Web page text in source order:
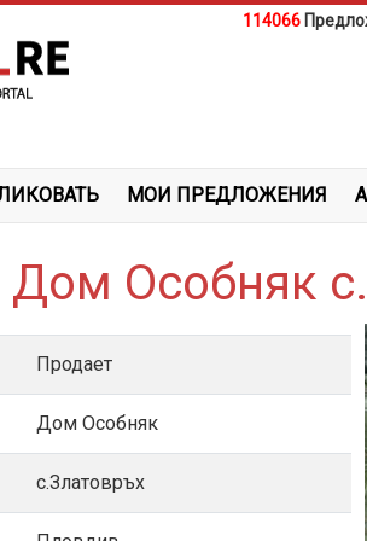
114066
МОИ ПРЕДЛОЖЕНИЯ
Особняк
Продает
Дом Особняк
с.Златовръх